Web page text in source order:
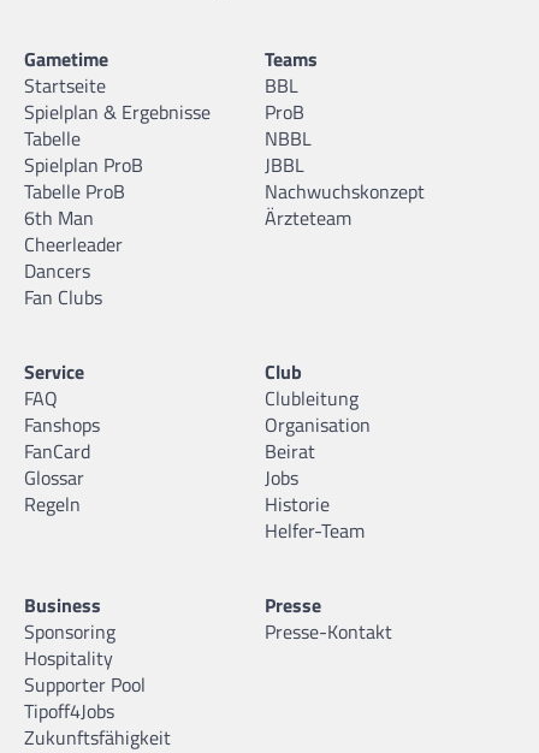
Gametime
Startseite
Spielplan & Ergebnisse
Tabelle
Spielplan ProB
Tabelle ProB
6th Man
Cheerleader
Dancers
Fan Clubs
Teams
BBL
ProB
NBBL
JBBL
Nachwuchskonzept
Ärzteteam
Service
FAQ
Fanshops
FanCard
Glossar
Regeln
Club
Clubleitung
Organisation
Beirat
Jobs
Historie
Helfer-Team
Business
Sponsoring
Hospitality
Supporter Pool
Tipoff4Jobs
Zukunftsfähigkeit
Presse
Presse-Kontakt